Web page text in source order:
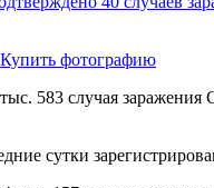
Купить фотографию
583 случая
сутки